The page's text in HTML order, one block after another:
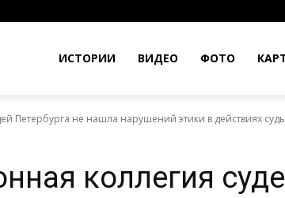
ИСТОРИИ ВИДЕО ФОТО
Петербурга не нашла нарушений этики в действиях
коллегия